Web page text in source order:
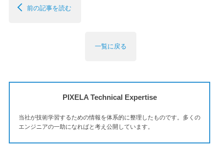
前の記事を読む
一覧に戻る
PIXELA Technical Expertise
当社が技術学習するための情報を体系的に整理したものです。多くの
エンジニアの一助になればと考え公開しています。